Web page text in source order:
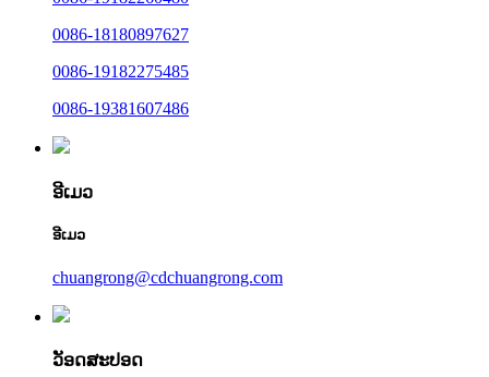
0086-18180897627
0086-19182275485
0086-19381607486
ອີເມວ
ອີເມວ
chuangrong@cdchuangrong.com
ວັອດສະປອດ